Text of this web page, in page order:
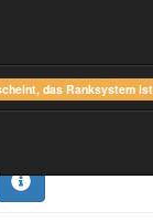
das Ranksystem